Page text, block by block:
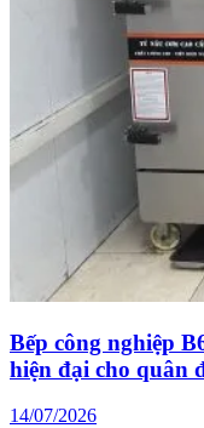
Bếp công nghiệp
hiện đại cho quân
14/07/2026